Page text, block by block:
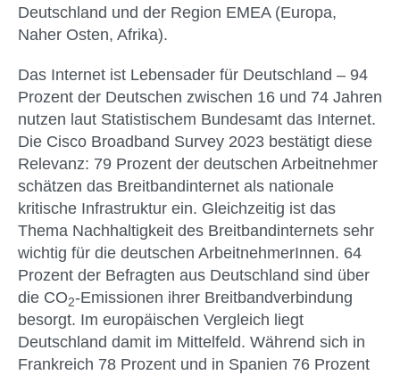
Deutschland und der Region EMEA (Europa,
Naher Osten, Afrika).
Das Internet ist Lebensader für Deutschland – 94
Prozent der Deutschen zwischen 16 und 74 Jahren
nutzen laut Statistischem Bundesamt das Internet.
Die Cisco Broadband Survey 2023 bestätigt diese
Relevanz: 79 Prozent der deutschen Arbeitnehmer
schätzen das Breitbandinternet als nationale
kritische Infrastruktur ein. Gleichzeitig ist das
Thema Nachhaltigkeit des Breitbandinternets sehr
wichtig für die deutschen ArbeitnehmerInnen. 64
Prozent der Befragten aus Deutschland sind über
die CO2-Emissionen ihrer Breitbandverbindung
besorgt. Im europäischen Vergleich liegt
Deutschland damit im Mittelfeld. Während sich in
Frankreich 78 Prozent und in Spanien 76 Prozent